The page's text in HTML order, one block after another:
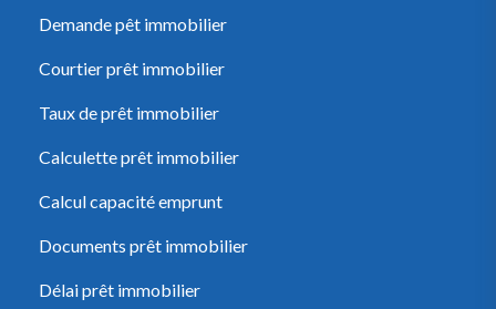
Demande pêt immobilier
Courtier prêt immobilier
Taux de prêt immobilier
Calculette prêt immobilier
Calcul capacité emprunt
Documents prêt immobilier
Délai prêt immobilier